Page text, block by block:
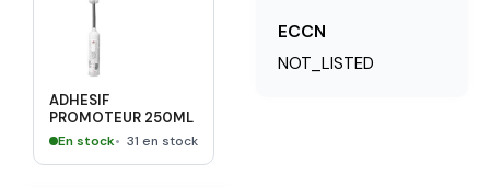
ADHESIF
PROMOTEUR 250ML
En stock 31 en stock
ECCN
NOT_LISTED